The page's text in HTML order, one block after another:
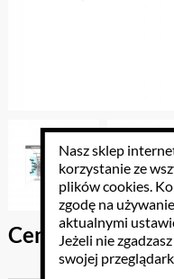
Cena brutto:
Nasz sklep
korzystanie ze
plików cookies.
zgodę na
aktualnymi
Jeżeli nie
swojej